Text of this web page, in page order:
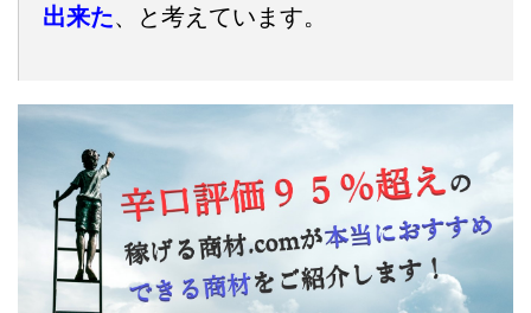
出来た、と考えています。